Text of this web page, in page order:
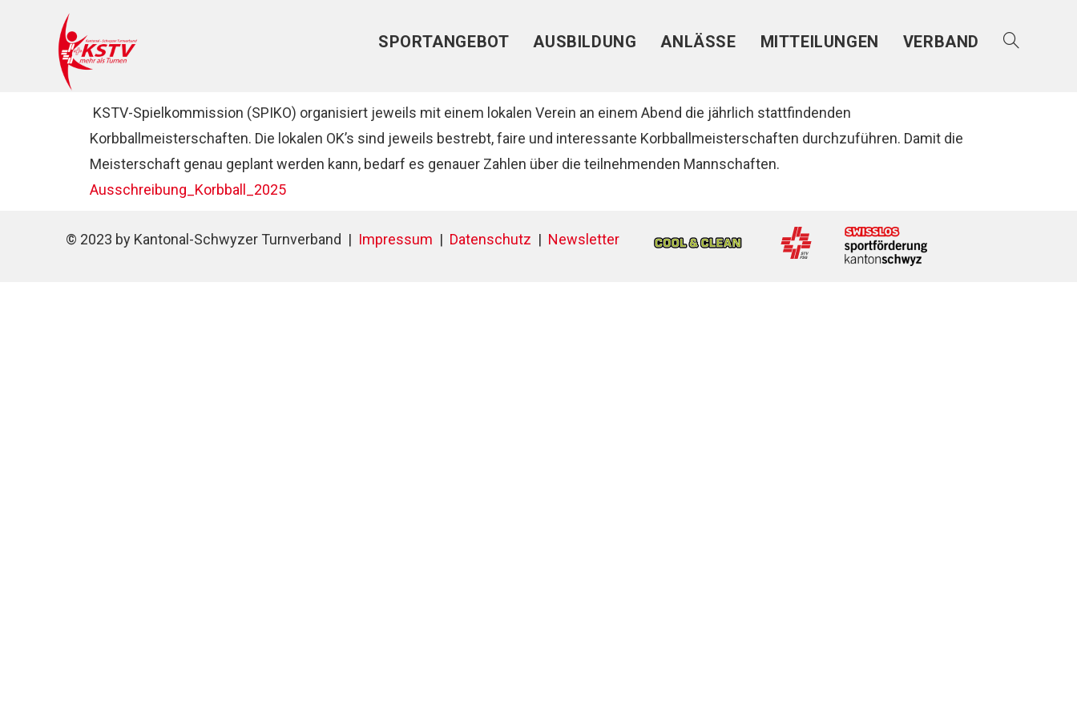
SPORTANGEBOT AUSBILDUNG ANLÄSSE MITTEILUNGEN VERBAND
KSTV-Spielkommission (SPIKO) organisiert jeweils mit einem lokalen Verein an einem Abend die jährlich stattfindenden
Korbballmeisterschaften. Die lokalen OK’s sind jeweils bestrebt, faire und interessante Korbballmeisterschaften durchzuführen. Damit die
Meisterschaft genau geplant werden kann, bedarf es genauer Zahlen über die teilnehmenden Mannschaften.
Ausschreibung_Korbball_2025
© 2023 by Kantonal-Schwyzer Turnverband | Impressum | Datenschutz | Newsletter